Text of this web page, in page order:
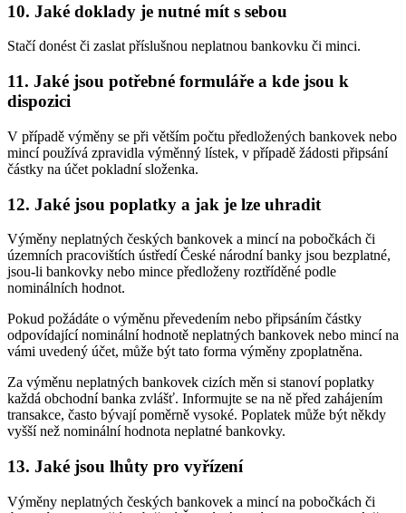
10. Jaké doklady je nutné mít s sebou
Stačí donést či zaslat příslušnou neplatnou bankovku či minci.
11. Jaké jsou potřebné formuláře a kde jsou k
dispozici
V případě výměny se při větším počtu předložených bankovek nebo
mincí používá zpravidla výměnný lístek, v případě žádosti připsání
částky na účet pokladní složenka.
12. Jaké jsou poplatky a jak je lze uhradit
Výměny neplatných českých bankovek a mincí na pobočkách či
územních pracovištích ústředí České národní banky jsou bezplatné,
jsou-li bankovky nebo mince předloženy roztříděné podle
nominálních hodnot.
Pokud požádáte o výměnu převedením nebo připsáním částky
odpovídající nominální hodnotě neplatných bankovek nebo mincí na
vámi uvedený účet, může být tato forma výměny zpoplatněna.
Za výměnu neplatných bankovek cizích měn si stanoví poplatky
každá obchodní banka zvlášť. Informujte se na ně před zahájením
transakce, často bývají poměrně vysoké. Poplatek může být někdy
vyšší než nominální hodnota neplatné bankovky.
13. Jaké jsou lhůty pro vyřízení
Výměny neplatných českých bankovek a mincí na pobočkách či